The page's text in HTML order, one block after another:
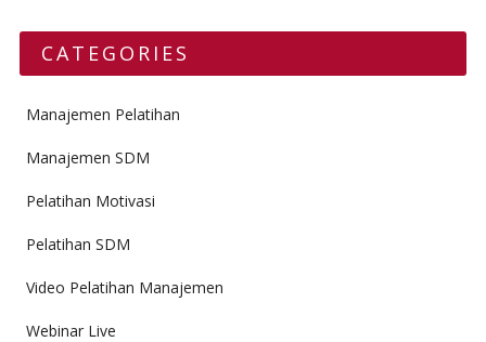
CATEGORIES
Manajemen Pelatihan
Manajemen SDM
Pelatihan Motivasi
Pelatihan SDM
Video Pelatihan Manajemen
Webinar Live